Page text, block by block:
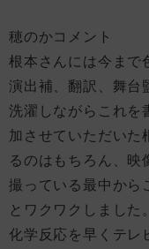
穂のかコメント
根本さんには今まで
演出補、翻訳、舞台
洗濯しながらこれを
加させていただいた
るのはもちろん、映
撮っている最中から
とワクワクしまし
化学反応を早くテレ